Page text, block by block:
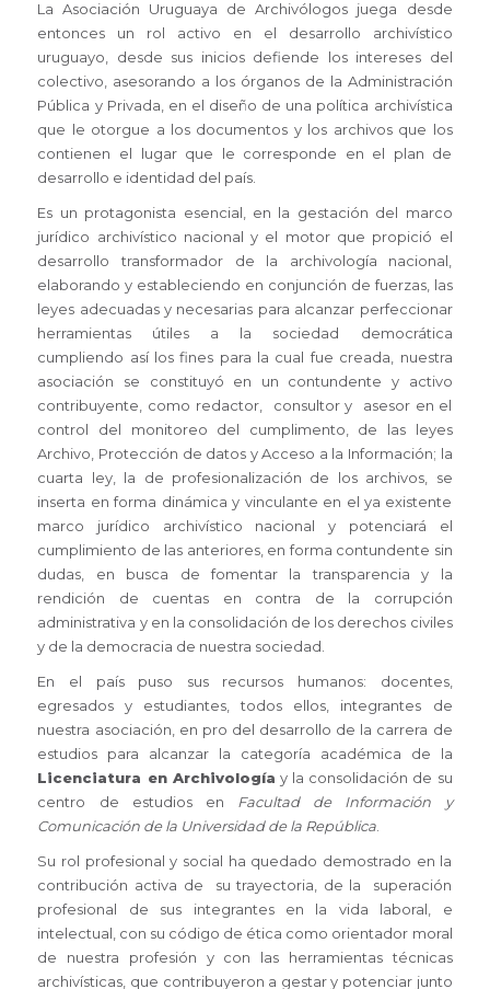
La Asociación Uruguaya de Archivólogos juega desde
entonces un rol activo en el desarrollo archivístico
uruguayo, desde sus inicios defiende los intereses del
colectivo, asesorando a los órganos de la Administración
Pública y Privada, en el diseño de una política archivística
que le otorgue a los documentos y los archivos que los
contienen el lugar que le corresponde en el plan de
desarrollo e identidad del país.
Es un protagonista esencial, en la gestación del marco
jurídico archivístico nacional y el motor que propició el
desarrollo transformador de la archivología nacional,
elaborando y estableciendo en conjunción de fuerzas, las
leyes adecuadas y necesarias para alcanzar perfeccionar
herramientas útiles a la sociedad democrática
cumpliendo así los fines para la cual fue creada, nuestra
asociación se constituyó en un contundente y activo
contribuyente, como redactor, consultor y asesor en el
control del monitoreo del cumplimento, de las leyes
Archivo, Protección de datos y Acceso a la Información; la
cuarta ley, la de profesionalización de los archivos, se
inserta en forma dinámica y vinculante en el ya existente
marco jurídico archivístico nacional y potenciará el
cumplimiento de las anteriores, en forma contundente sin
dudas, en busca de fomentar la transparencia y la
rendición de cuentas en contra de la corrupción
administrativa y en la consolidación de los derechos civiles
y de la democracia de nuestra sociedad.
En el país puso sus recursos humanos: docentes,
egresados y estudiantes, todos ellos, integrantes de
nuestra asociación, en pro del desarrollo de la carrera de
estudios para alcanzar la categoría académica de la
Licenciatura en Archivología y la consolidación de su
centro de estudios en Facultad de Información y
Comunicación de la Universidad de la República
Su rol profesional y social ha quedado demostrado en la
contribución activa de su trayectoria, de la superación
profesional de sus integrantes en la vida laboral, e
intelectual, con su código de ética como orientador moral
de nuestra profesión y con las herramientas técnicas
archivísticas, que contribuyeron a gestar y potenciar junto